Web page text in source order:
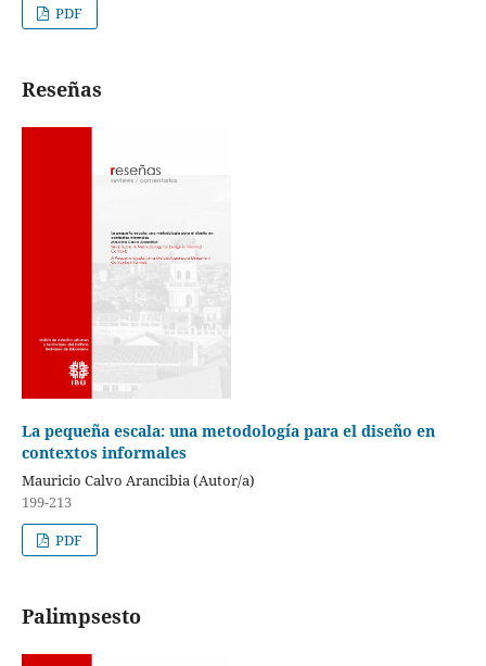
PDF
Reseñas
La pequeña escala: una metodología para el diseño en
contextos informales
Mauricio Calvo Arancibia (Autor/a)
199-213
PDF
Palimpsesto